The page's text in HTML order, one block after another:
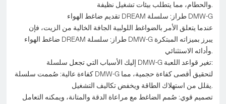
والحطام، مما يتطلب بيئات تشغيل نظيفة.
تقديم ضاغط الهواء DREAM طراز: سلسلة DMW-G
عندما يتعلق الأمر بالضواغط اللولبية الجافة الخالية من الزيت، فإن
ضاغط الهواء DREAM طراز: سلسلة DMW-G يبرز بميزاته المبتكرة
وأدائه الاستثنائي.
إليك الأسباب التي تجعل سلسلة DMW-G تغير قواعد اللعبة:
كفاءة عالية: صُممت سلسلة DMW-G لتحقيق أقصى كفاءة حجمية، مما
يقلل من استهلاك الطاقة ويخفض تكاليف التشغيل.
تصميم قوي: صُمم الضاغط مع مراعاة الدقة والمتانة، ويمكنه التعامل